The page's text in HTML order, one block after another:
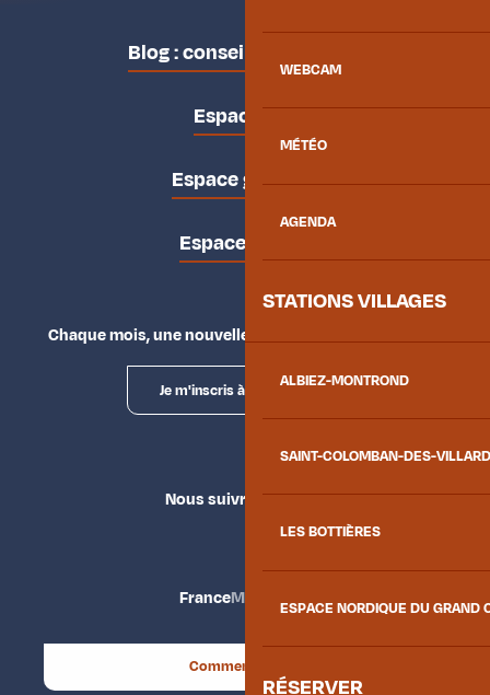
WEBCAM
MÉTÉO
AGENDA
STATIONS VILLAGES
ALBIEZ-MONTROND
SAINT-COLOMBAN-DES-
LES BOTTIÈRES
ESPACE NORDIQUE DU GRAND
RÉSERVER
Blog : conseils des locaux
Espace pro
Espace groupes
Espace presse
Chaque mois, une nouvelle façon d'explorer la vallée.
Je m'inscris à la newsletter
Nous suivre
FranceMaurienne
Comment venir ?